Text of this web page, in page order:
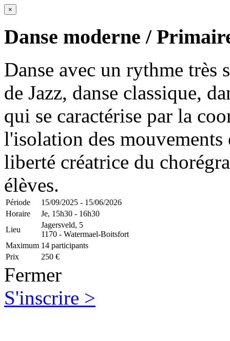
×
Danse moderne /
Danse avec un rythme très
de Jazz, danse classique,
qui se caractérise par la
l'isolation des mouvements
liberté créatrice du
élèves.
Période
15/09/2025 - 15/06/2026
Horaire
Je, 15h30 - 16h30
Lieu
Jagersveld, 5
1170 - Watermael-Boitsfort
Maximum 14 participants
Prix
250 €
Fermer
S'inscrire >